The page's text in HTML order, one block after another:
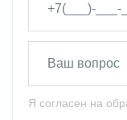
Я согласен на